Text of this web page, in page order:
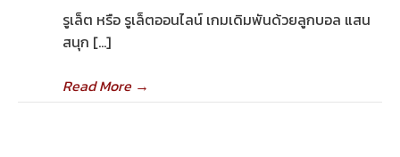
รูเล็ต หรือ รูเล็ตออนไลน์ เกมเดิมพันด้วยลูกบอล แสน
สนุก […]
Read More→